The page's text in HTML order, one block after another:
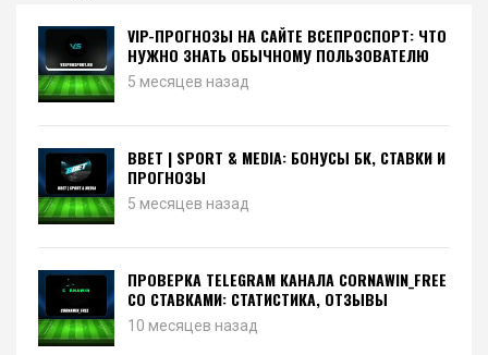
VIP-ПРОГНОЗЫ НА САЙТЕ ВСЕПРОСПОРТ: ЧТО
НУЖНО ЗНАТЬ ОБЫЧНОМУ ПОЛЬЗОВАТЕЛЮ
5 месяцев назад
BBET | SPORT & MEDIA: БОНУСЫ БК, СТАВКИ И
ПРОГНОЗЫ
5 месяцев назад
ПРОВЕРКА TELEGRAM КАНАЛА CORNAWIN_FREE
СО СТАВКАМИ: СТАТИСТИКА, ОТЗЫВЫ
10 месяцев назад